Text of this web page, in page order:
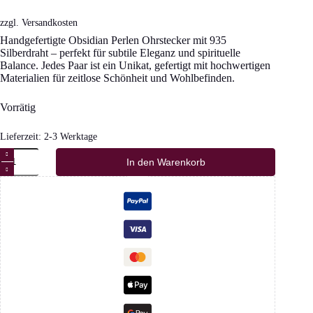
zzgl. Versandkosten
Handgefertigte Obsidian Perlen Ohrstecker mit 935
Silberdraht – perfekt für subtile Eleganz und spirituelle
Balance. Jedes Paar ist ein Unikat, gefertigt mit hochwertigen
Materialien für zeitlose Schönheit und Wohlbefinden.
Vorrätig
Lieferzeit: 2-3 Werktage
Obsidian
Perlen
Ohrstecker
935
Silber
Menge
In den Warenkorb